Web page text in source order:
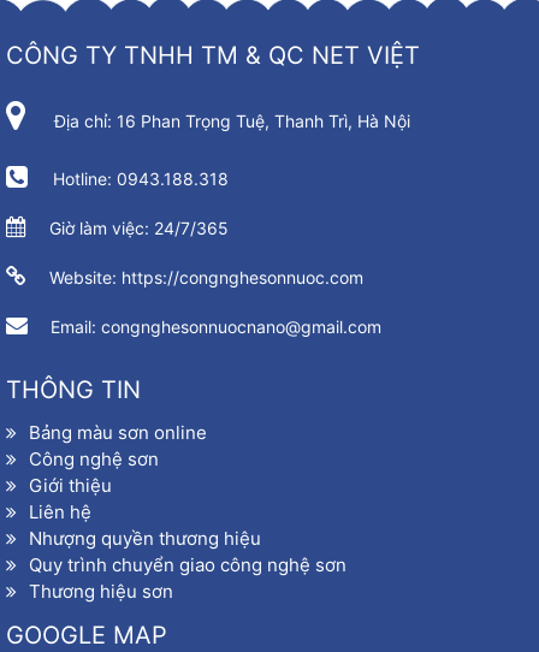
CÔNG TY TNHH TM & QC NET VIỆT
Địa chỉ: 16 Phan Trọng Tuệ, Thanh Trì, Hà Nội
Hotline: 0943.188.318
Giờ làm việc: 24/7/365
Website: https://congnghesonnuoc.com
Email: congnghesonnuocnano@gmail.com
THÔNG TIN
Bảng màu sơn online
Công nghệ sơn
Giới thiệu
Liên hệ
Nhượng quyền thương hiệu
Quy trình chuyển giao công nghệ sơn
Thương hiệu sơn
GOOGLE MAP